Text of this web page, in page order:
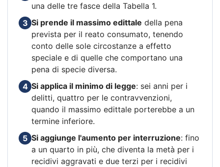
una delle tre fasce della Tabella 1.
3 Si prende il massimo edittale della pena
prevista per il reato consumato, tenendo
conto delle sole circostanze a effetto
speciale e di quelle che comportano una
pena di specie diversa.
4 Si applica il minimo di legge: sei anni per i
delitti, quattro per le contravvenzioni,
quando il massimo edittale porterebbe a un
termine inferiore.
5 Si aggiunge l'aumento per interruzione: fino
a un quarto in più, che diventa la metà per i
recidivi aggravati e due terzi per i recidivi